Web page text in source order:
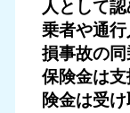
人として
乗者や通
損事故の
保険金は支
険金は受